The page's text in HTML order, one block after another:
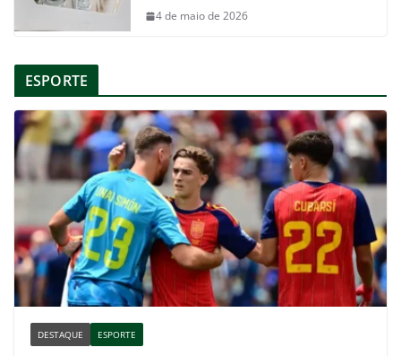
4 de maio de 2026
ESPORTE
DESTAQUE ESPORTE